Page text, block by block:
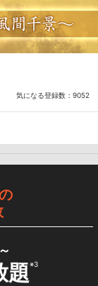
気になる登録数： 9052
題※3